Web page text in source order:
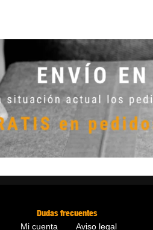
Dudas frecuentes
Mi cuenta Aviso legal